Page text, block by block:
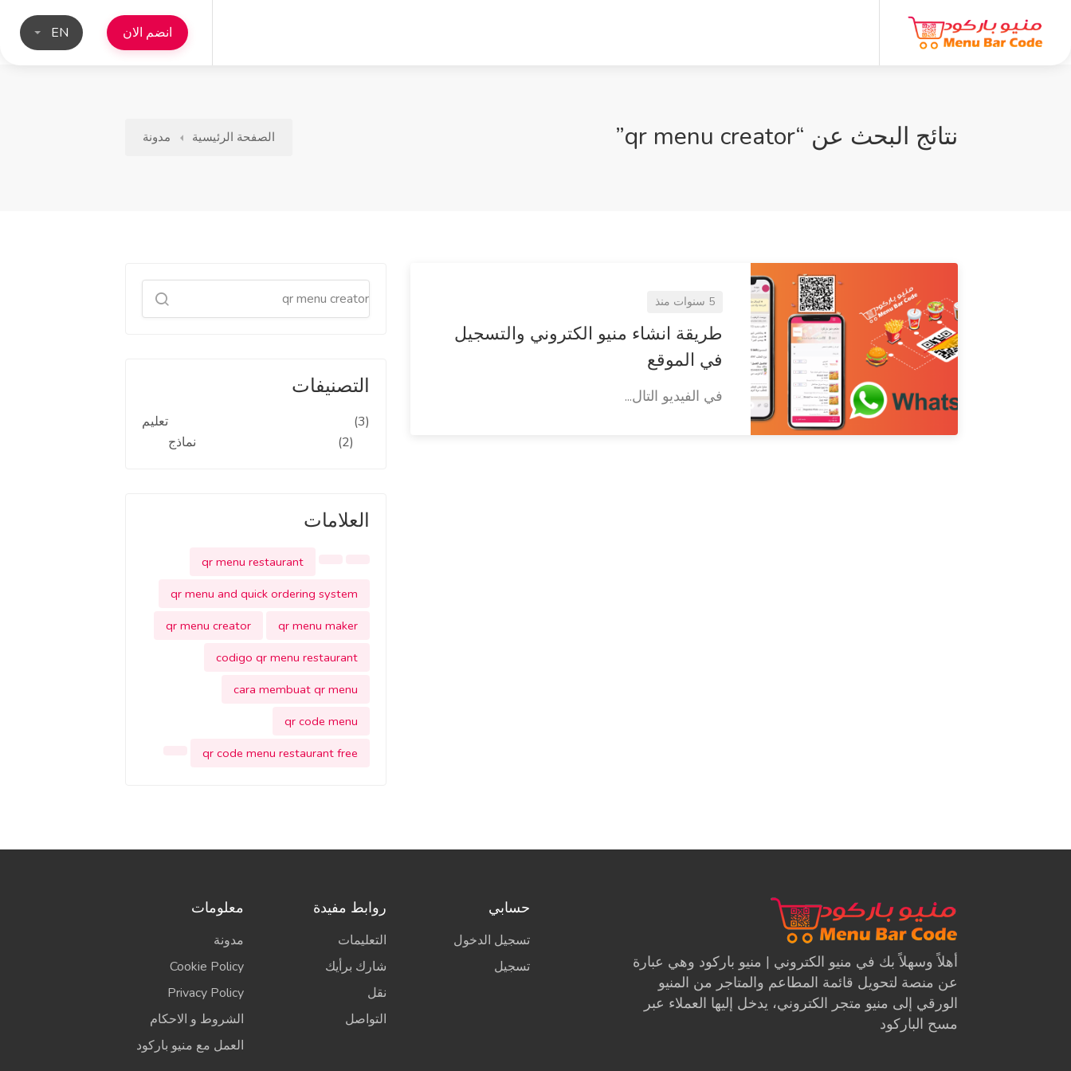
انضم الان EN
نتائج البحث عن “qr menu creator” الصفحة الرئيسية مدونة
5 سنوات منذ
طريقة انشاء منيو الكتروني والتسجيل
في الموقع
في الفيديو التال... التصنيفات
تعليم
(3)
نماذج
(2)
العلامات
qr menu restaurant
qr menu and quick ordering system
qr menu maker
qr menu creator
codigo qr menu restaurant
cara membuat qr menu
qr code menu
qr code menu restaurant free
أهلاً وسهلاً بك في منيو الكتروني | منيو باركود وهي عبارة
عن منصة لتحويل قائمة المطاعم والمتاجر من المنيو
الورقي إلى منيو متجر الكتروني، يدخل إليها العملاء عبر
مسح الباركود
حسابي
تسجيل الدخول
تسجيل
روابط مفيدة
التعليمات
شارك برأيك
نقل
التواصل
معلومات
مدونة
Cookie Policy
Privacy Policy
الشروط و الاحكام
العمل مع منيو باركود